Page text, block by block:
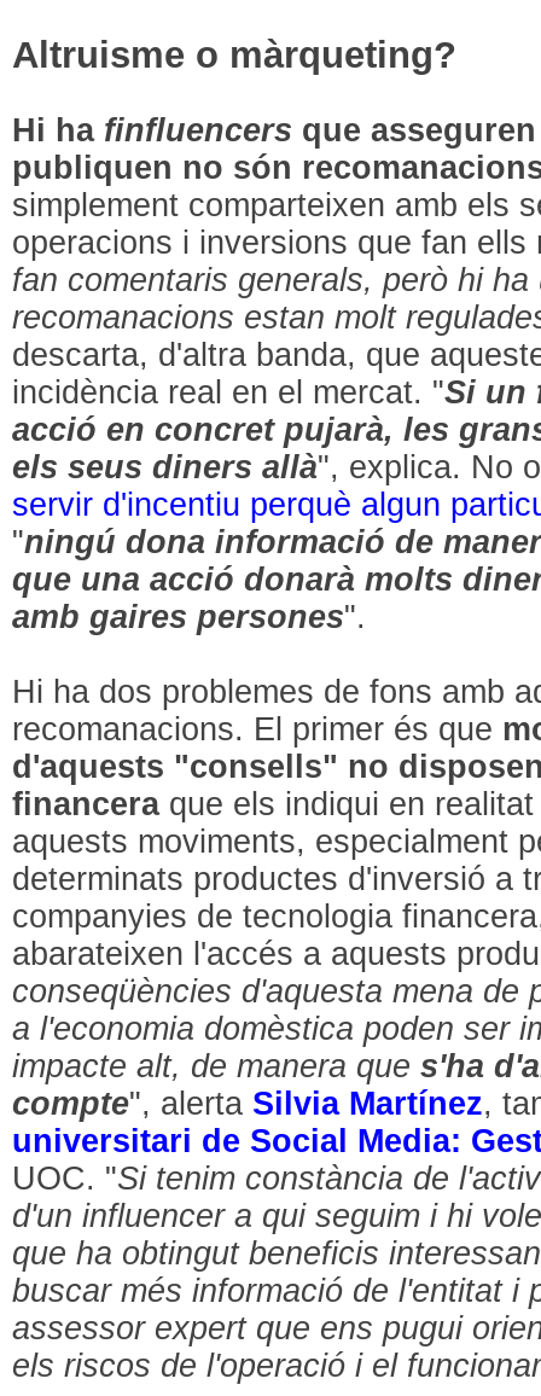
Altruisme o màrqueting?
Hi ha finfluencers que
publiquen no són
simplement comparteixen amb els
operacions i inversions que fan ells
fan comentaris generals, però hi
recomanacions estan molt
descarta, d'altra banda, que
incidència real en el mercat. "Si un
acció en concret pujarà, les
els seus diners allà", explica. No
servir d'incentiu perquè algun
"ningú dona informació de
que una acció donarà molts
amb gaires persones".
Hi ha dos problemes de fons amb
recomanacions. El primer és que
d'aquests "consells" no
financeraque els indiqui en
aquests moviments, especialment
determinats productes d'inversió a
companyies de tecnologia
abarateixen l'accés a aquests
conseqüències d'aquesta mena de
a l'economia domèstica poden ser
impacte alt, de manera ques'ha
compte", alerta Silvia Martínez,
universitari de Social Media:
UOC. "Si tenim constància de
d'un influencer a qui seguim i hi
que ha obtingut beneficis
buscar més informació de l'entitat i
assessor expert que ens pugui
els riscos de l'operació i el